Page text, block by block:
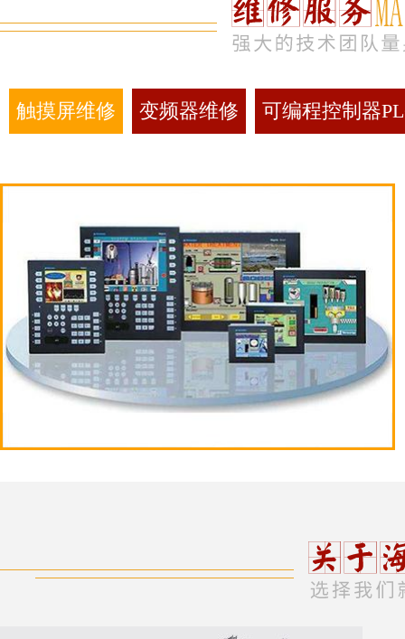
触摸屏维修 变频器维修 可编程控制器